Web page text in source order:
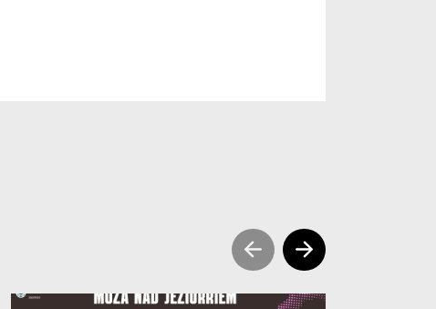
sr prev slide news
sr next slide